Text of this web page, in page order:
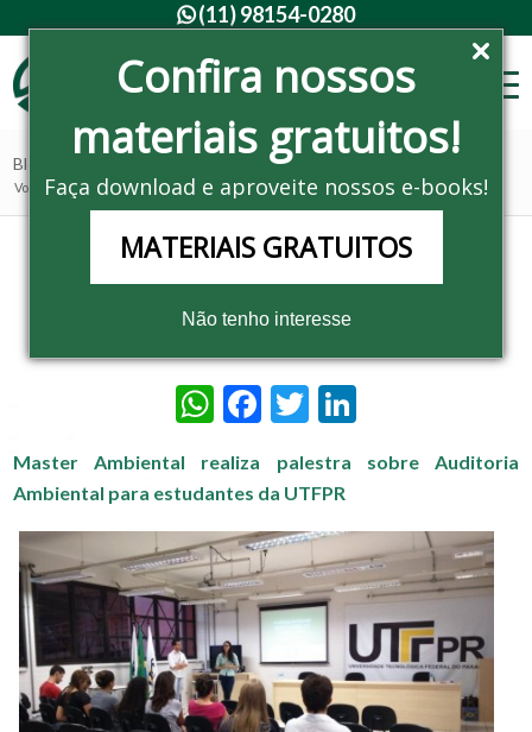
Confira nossos
materiais gratuitos!
Faça download e aproveite nossos e-books!
MATERIAIS GRATUITOS
Não tenho interesse
(11) 98154-0280
Blog - Últimas notícias
Você está aqui: Home / Noticias / Cursos e Eventos / O bom filho a casa torna
O bom filho a casa torna
WhatsApp
Facebook
Twitter
Master Ambiental realiza palestra sobre Auditoria
Ambiental para estudantes da UTFPR